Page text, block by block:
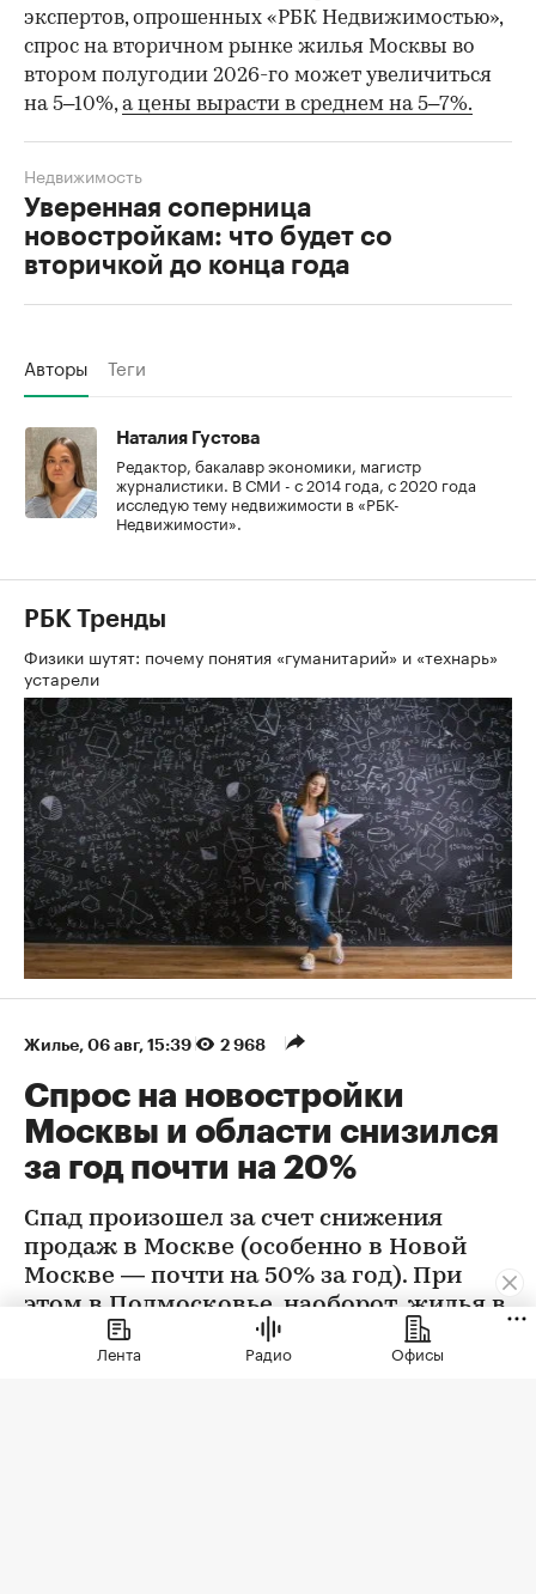
экспертов, опрошенных «РБК Недвижимостью»,
спрос на вторичном рынке жилья Москвы во
втором полугодии 2026-го может увеличиться
на 5–10%,а цены вырасти в среднем на 5–7%.
Уверенная соперница
новостройкам: что будет со
вторичкой до конца года
Недвижимость
Авторы Теги
Наталия Густова
Редактор, бакалавр экономики, магистр
журналистики. В СМИ - с 2014 года, с 2020 года
исследую тему недвижимости в «РБК-
Недвижимости».
РБК Тренды
Физики шутят: почему понятия «гуманитарий» и «технарь»
устарели
Жилье⁠, 06 авг, 15:39 2 968
Спрос на новостройки
Москвы и области снизился
за год почти на 20%
Спад произошел за счет снижения
продаж в Москве (особенно в Новой
Москве — почти на 50% за год). При
этом в Подмосковье, наоборот, жилья в
новостройках стали покупать больше
Лента Радио Офисы